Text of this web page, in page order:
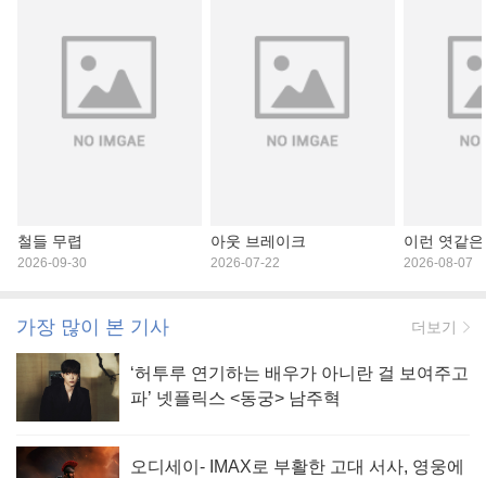
철들 무렵
2026-09-30
아웃 브레이크
2026-07-22
이런 엿같
2026-08-07
가장 많이 본 기사 더보기
‘허투루 연기하는 배우가 아니란 걸 보여주고
파’ 넷플릭스 <동궁> 남주혁
오디세이- IMAX로 부활한 고대 서사, 영웅에